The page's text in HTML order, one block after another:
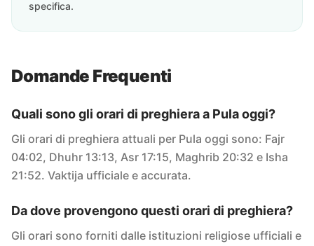
specifica.
Domande Frequenti
Quali sono gli orari di preghiera a Pula oggi?
Gli orari di preghiera attuali per Pula oggi sono: Fajr
04:02, Dhuhr 13:13, Asr 17:15, Maghrib 20:32 e Isha
21:52. Vaktija ufficiale e accurata.
Da dove provengono questi orari di preghiera?
Gli orari sono forniti dalle istituzioni religiose ufficiali e